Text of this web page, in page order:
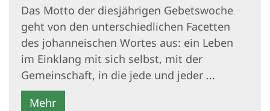
Das Motto der diesjährigen Gebetswoche
geht von den unterschiedlichen Facetten
des johanneischen Wortes aus: ein Leben
im Einklang mit sich selbst, mit der
Gemeinschaft, in die jede und jeder ...
Mehr